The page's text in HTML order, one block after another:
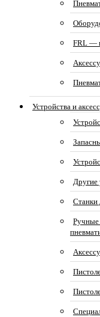
FRL —
Устройства и
Другие
Станки
Ручные